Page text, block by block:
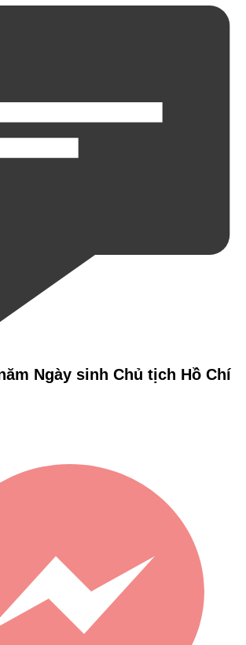
Ngày sinh Chủ tịch Hồ Chí